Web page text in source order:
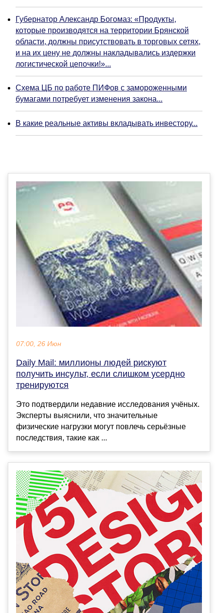
Губернатор Александр Богомаз: «Продукты,
которые производятся на территории Брянской
области, должны присутствовать в торговых сетях,
и на их цену не должны накладывались издержки
логистической цепочки!»...
Схема ЦБ по работе ПИФов с замороженными
бумагами потребует изменения закона...
В какие реальные активы вкладывать инвестору...
07:00, 26 Июн
Daily Mail: миллионы людей рискуют
получить инсульт, если слишком усердно
тренируются
Это подтвердили недавние исследования учёных.
Эксперты выяснили, что значительные
физические нагрузки могут повлечь серьёзные
последствия, такие как ...